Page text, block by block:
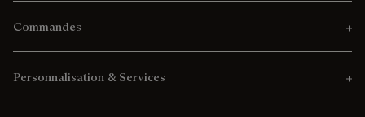
Commandes
Personnalisation & Services